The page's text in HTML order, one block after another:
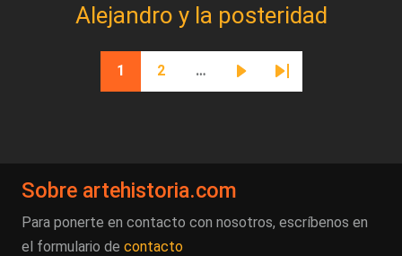
Alejandro y la posteridad
Paginación
Página actual
1
Página
2 …
Siguiente página
Última página
Sobre artehistoria.com
Para ponerte en contacto con nosotros, escríbenos en
el formulario de contacto